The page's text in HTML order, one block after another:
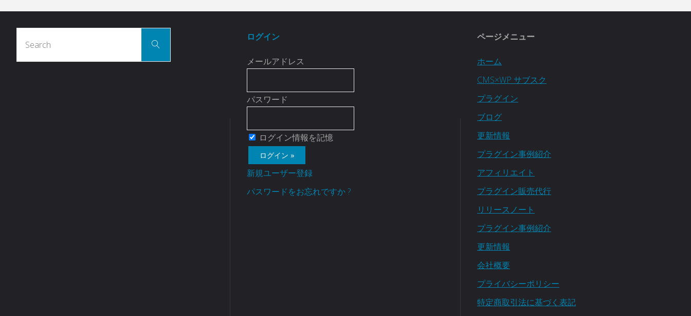
Search
ログイン
メールアドレス
パスワード
ログイン情報を記憶
新規ユーザー登録
パスワードをお忘れですか ?
ページメニュー
ホーム
CMS×WP サブスク
プラグイン
ブログ
更新情報
プラグイン事例紹介
アフィリエイト
プラグイン販売代行
リリースノート
プラグイン事例紹介
更新情報
会社概要
プライバシーポリシー
特定商取引法に基づく表記